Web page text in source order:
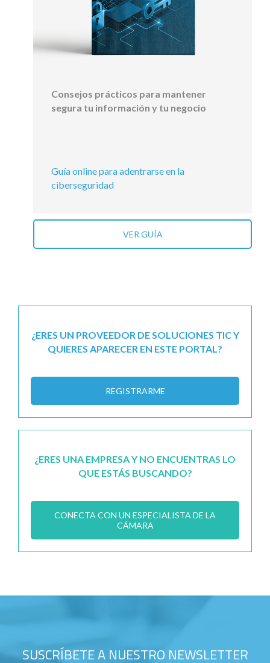
Consejos prácticos para mantener
segura tu información y tu negocio
Guía online para adentrarse en la
ciberseguridad
VER GUÍA
¿ERES UN PROVEEDOR DE SOLUCIONES TIC Y
QUIERES APARECER EN ESTE PORTAL?
REGISTRARME
¿ERES UNA EMPRESA Y NO ENCUENTRAS LO
QUE ESTÁS BUSCANDO?
CONECTA CON UN ESPECIALISTA DE LA
CÁMARA
SUSCRÍBETE A NUESTRO NEWSLETTER